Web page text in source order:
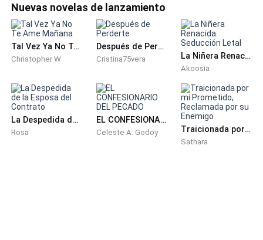
Siempre había sido buena cocinando. Sus comidas
contribuyeron mucho a la escasa paz que existía
entre ambos fuera de sus reuniones mensuales en la
mansión familiar. Brendan adoraba sus comidas,
Aun así, la principal razón por la que apareció aquí era
porque quería… verla.
Nuevas novelas de lanzamiento
Tal Vez Ya No Te Ame Mañana
Christopher W
Después de Perderte
Cristina75vera La Niñera Renacida: Seducción Letal
Akoosia
La Despedida de la Esposa del Contrato
Rosa
EL CONFESIONARIO DEL PECADO
Celeste A. Godoy Traicionada por mi Prometido, Reclamada por su Enemigo
Sathara